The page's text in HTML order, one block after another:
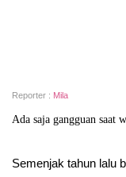
Reporter : Mila
Ada saja gangguan saat
Semenjak tahun lalu